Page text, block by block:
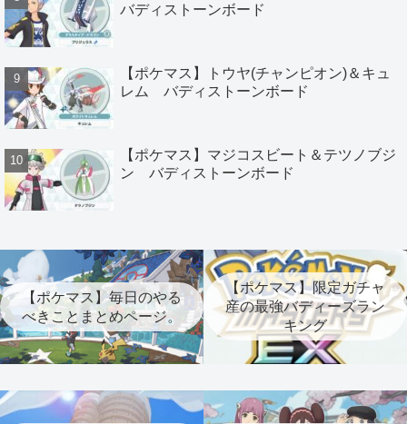
バディストーンボード
【ポケマス】トウヤ(チャンピオン)＆キュ
レム バディストーンボード
【ポケマス】マジコスビート＆テツノブジ
ン バディストーンボード
【ポケマス】毎日のやる
べきことまとめページ。
【ポケマス】限定ガチャ
産の最強バディーズラン
キング